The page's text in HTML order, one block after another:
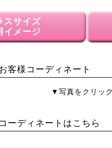
スサイズ
イメージ
客様コーディネート
▼写真をクリッ
ーディネートはこちら